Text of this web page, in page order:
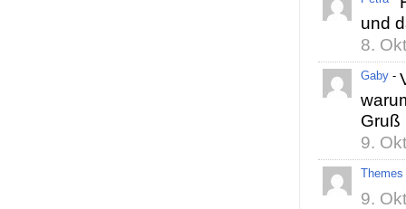
und
8.
Gaby -
Gruß
9.
Themes
9.